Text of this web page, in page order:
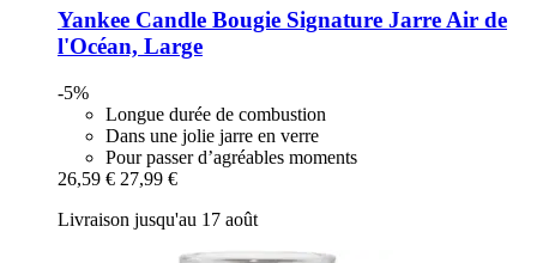
Yankee Candle Bougie Signature Jarre Air de
l'Océan, Large
-5%
Longue durée de combustion
Dans une jolie jarre en verre
Pour passer d’agréables moments
26,59 € 27,99 €
Livraison jusqu'au 17 août